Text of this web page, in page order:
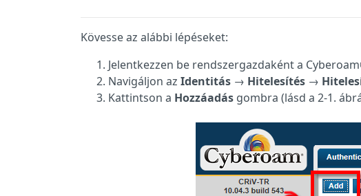
Kövesse az alábbi lépéseket:
Jelentkezzen be rendszergazdaként a
Navigáljon az Identitás → Hitelesítés →
Kattintson a Hozzáadás gombra (lásd a 2-1.